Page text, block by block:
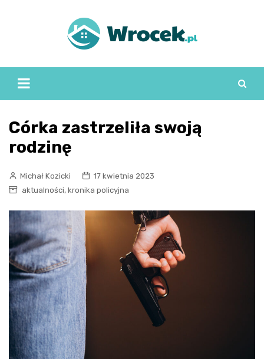
Córka zastrzeliła swoją
rodzinę
Michał Kozicki
17 kwietnia 2023
aktualności, kronika policyjna